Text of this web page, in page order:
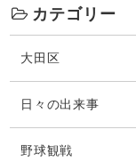
カテゴリー
大田区
日々の出来事
野球観戦